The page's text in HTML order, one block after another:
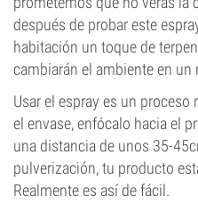
después de probar este
habitación un toque de
cambiarán el ambiente en un
Usar el espray es un
el envase, enfócalo hacia el
una distancia de unos 35-
pulverización, tu producto
Realmente es así de fácil.